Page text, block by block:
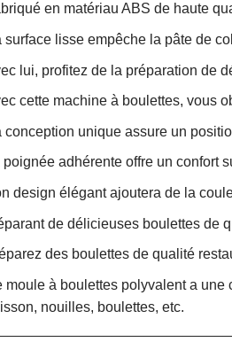
en matériau ABS de haute
surface lisse empêche la pâte de
lui, profitez de la préparation de
cette machine à boulettes, vous
conception unique assure un
poignée adhérente offre un confort
design élégant ajoutera de la
de délicieuses boulettes de
des boulettes de qualité
moule à boulettes polyvalent a
nouilles, boulettes, etc.